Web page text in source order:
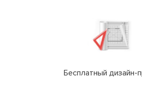
Бесплатный дизайн-